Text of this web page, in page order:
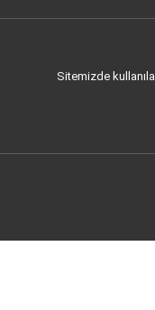
Sitemizde